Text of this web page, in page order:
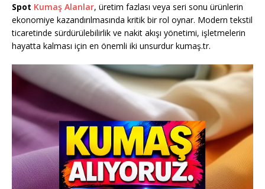
Spot Kumaş Alanlar, üretim fazlası veya seri sonu ürünlerin
ekonomiye kazandırılmasında kritik bir rol oynar. Modern tekstil
ticaretinde sürdürülebilirlik ve nakit akışı yönetimi, işletmelerin
hayatta kalması için en önemli iki unsurdur kumaş.tr.